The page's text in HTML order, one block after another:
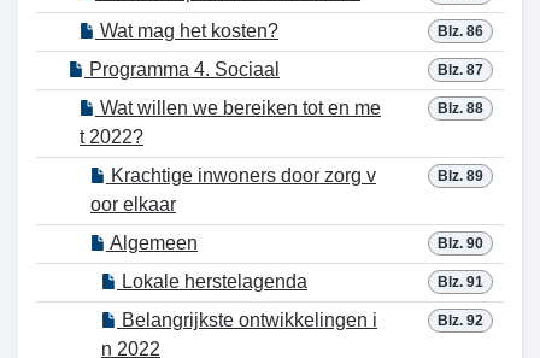
Blz. 86
Wat mag het kosten?
Blz. 87
Programma 4. Sociaal
Blz. 88
Wat willen we bereiken tot en me
t 2022?
Blz. 89
Krachtige inwoners door zorg v
oor elkaar
Blz. 90
Algemeen
Blz. 91
Lokale herstelagenda
Blz. 92
Belangrijkste ontwikkelingen i
n 2022